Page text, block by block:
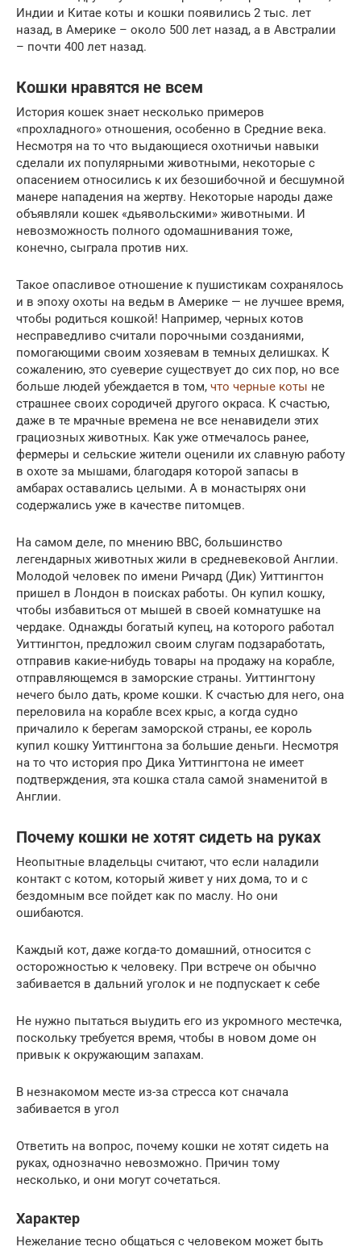
Индии и Китае коты и кошки появились 2 тыс. лет
назад, в Америке – около 500 лет назад, а в Австралии
– почти 400 лет назад.
Кошки нравятся не всем
История кошек знает несколько примеров
«прохладного» отношения, особенно в Средние века.
Несмотря на то что выдающиеся охотничьи навыки
сделали их популярными животными, некоторые с
опасением относились к их безошибочной и бесшумной
манере нападения на жертву. Некоторые народы даже
объявляли кошек «дьявольскими» животными. И
невозможность полного одомашнивания тоже,
конечно, сыграла против них.
Такое опасливое отношение к пушистикам сохранялось
и в эпоху охоты на ведьм в Америке — не лучшее время,
чтобы родиться кошкой! Например, черных котов
несправедливо считали порочными созданиями,
помогающими своим хозяевам в темных делишках. К
сожалению, это суеверие существует до сих пор, но все
больше людей убеждается в том, что черные коты не
страшнее своих сородичей другого окраса. К счастью,
даже в те мрачные времена не все ненавидели этих
грациозных животных. Как уже отмечалось ранее,
фермеры и сельские жители оценили их славную работу
в охоте за мышами, благодаря которой запасы в
амбарах оставались целыми. А в монастырях они
содержались уже в качестве питомцев.
На самом деле, по мнению BBC, большинство
легендарных животных жили в средневековой Англии.
Молодой человек по имени Ричард (Дик) Уиттингтон
пришел в Лондон в поисках работы. Он купил кошку,
чтобы избавиться от мышей в своей комнатушке на
чердаке. Однажды богатый купец, на которого работал
Уиттингтон, предложил своим слугам подзаработать,
отправив какие-нибудь товары на продажу на корабле,
отправляющемся в заморские страны. Уиттингтону
нечего было дать, кроме кошки. К счастью для него, она
переловила на корабле всех крыс, а когда судно
причалило к берегам заморской страны, ее король
купил кошку Уиттингтона за большие деньги. Несмотря
на то что история про Дика Уиттингтона не имеет
подтверждения, эта кошка стала самой знаменитой в
Англии.
Почему кошки не хотят сидеть на руках
Неопытные владельцы считают, что если наладили
контакт с котом, который живет у них дома, то и с
бездомным все пойдет как по маслу. Но они
ошибаются.
Каждый кот, даже когда-то домашний, относится с
осторожностью к человеку. При встрече он обычно
забивается в дальний уголок и не подпускает к себе
Не нужно пытаться выудить его из укромного местечка,
поскольку требуется время, чтобы в новом доме он
привык к окружающим запахам.
В незнакомом месте из-за стресса кот сначала
забивается в угол
Ответить на вопрос, почему кошки не хотят сидеть на
руках, однозначно невозможно. Причин тому
несколько, и они могут сочетаться.
Характер
Нежелание тесно общаться с человеком может быть